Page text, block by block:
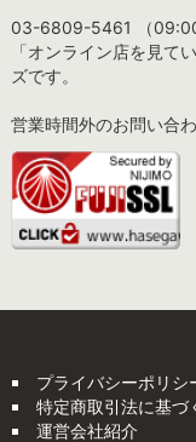
03-6809-5461 （09:00
「オンライン店を見て
ズです。
営業時間外のお問い合
プライバシーポリシ
特定商取引法に基づ
運営会社紹介